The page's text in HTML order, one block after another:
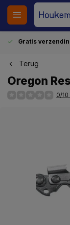
Gratis
Terug
Oregon
0/